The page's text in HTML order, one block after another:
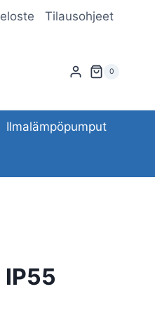
Tilausohjeet
0
Ilmalämpöpumput
IP55